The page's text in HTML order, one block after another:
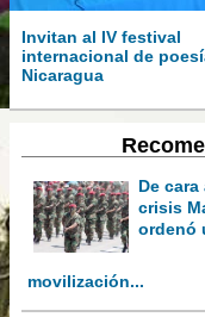
Invitan al IV festival
internacional de
Nicaragua
De cara
crisis
ordenó
movilización...